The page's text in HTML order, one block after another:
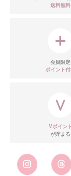
送料無料
会員限定
ポイント
Vポイント
が貯まる